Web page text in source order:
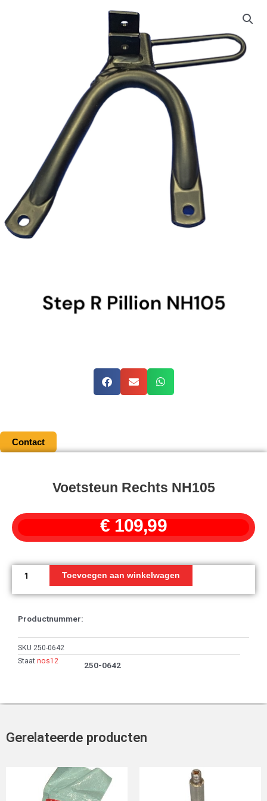
Contact
Voetsteun Rechts NH105
€109,99
Voetsteun
Rechts
aantal
Toevoegen aan winkelwagen
Productnummer:
SKU 250-0642
Staat nos12 250-0642
Gerelateerde producten